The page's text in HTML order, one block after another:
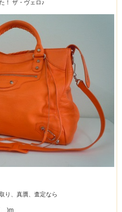
！ ザ・ヴェロ♪
り、真贋、査定なら